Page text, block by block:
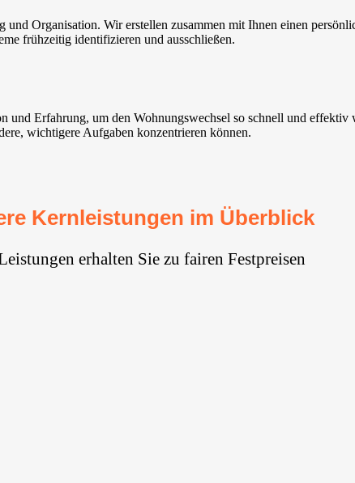
Organisation. Wir erstellen zusammen mit Ihnen einen
frühzeitig identifizieren und ausschließen.
und Erfahrung, um den Wohnungswechsel so schnell und
wichtigere Aufgaben konzentrieren können.
Kernleistungen im Überblick
erhalten Sie zu fairen Festpreisen